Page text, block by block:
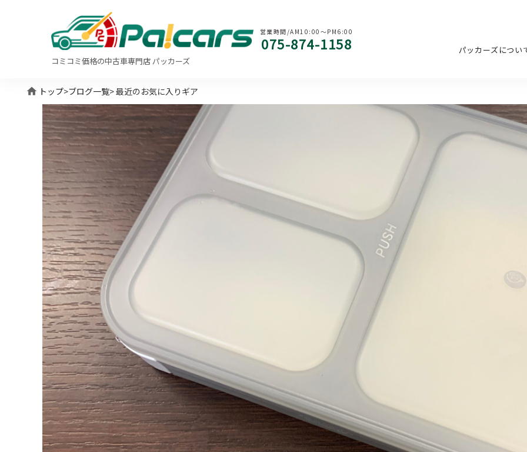
営業時間/AM10:00〜PM6:00
075-874-1158
コミコミ価格の中古車専門店 パッカーズ
パッカーズについ
home トップ>ブログ一覧> 最近のお気に入りギア